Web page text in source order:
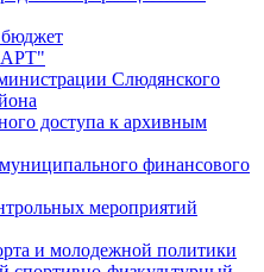
Слюдянского
доступа к архивным
финансового
мероприятий
и молодежной политики